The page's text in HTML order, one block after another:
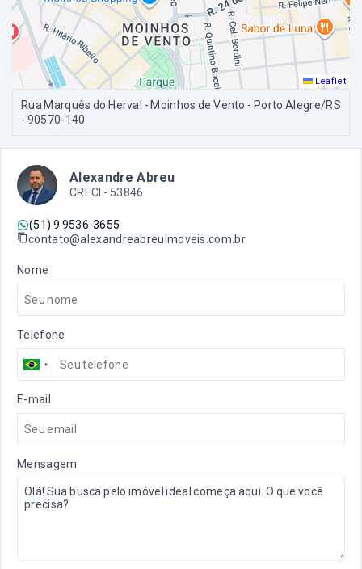
Leaflet
Rua Marquês do Herval - Moinhos de Vento - Porto Alegre/RS
- 90570-140
Alexandre Abreu
CRECI - 53846
(51) 9 9536-3655
contato@alexandreabreuimoveis.com.br
Nome
Telefone
E-mail
Mensagem